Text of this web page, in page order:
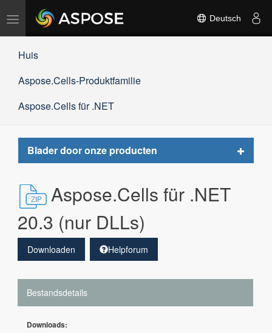
Navigation
umschalten
Deutsch
Huis
Aspose.Cells-Produktfamilie
Aspose.Cells für .NET
Blader door onze producten
Toggle
Aspose.Cells für .NET
20.3 (nur DLLs)
Downloaden Helpforum
Bestandsdetails
Downloads: